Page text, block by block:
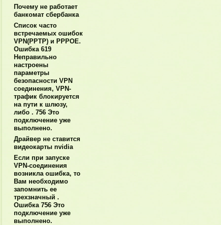
Почему не работает
банкомат сбербанка
Список часто
встречаемых ошибок
VPN(PPTP) и PPPOE.
Ошибка 619
Неправильно
настроены
параметры
безопасности VPN
соединения, VPN-
трафик блокируется
на пути к шлюзу,
либо . 756 Это
подключение уже
выполнено.
Драйвер не ставится
видеокарты nvidia
Если при запуске
VPN-соединения
возникла ошибка, то
Вам необходимо
запомнить ее
трехзначный .
Ошибка 756 Это
подключение уже
выполнено.